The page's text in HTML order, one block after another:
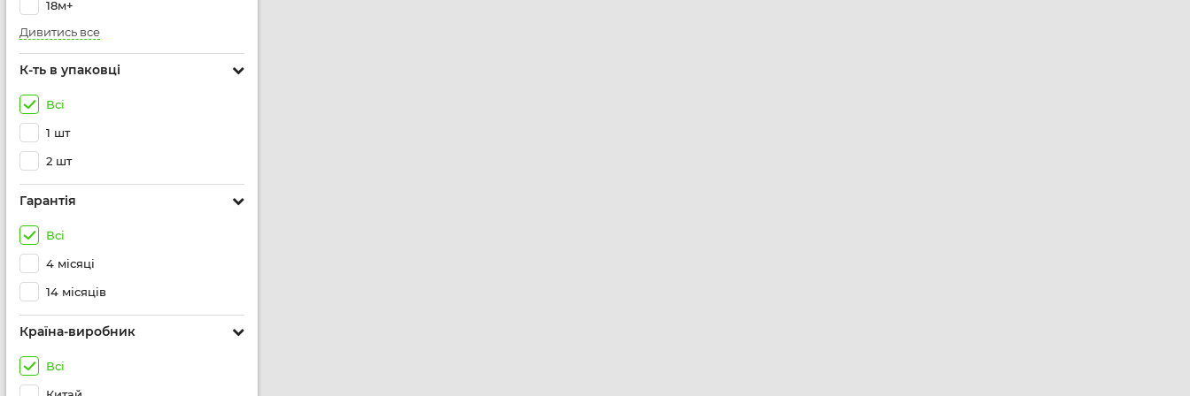
18м+
Дивитись все
К-ть в упаковці
Всі
1 шт
2 шт
Гарантія
Всі
4 місяці
14 місяців
Країна-виробник
Всі